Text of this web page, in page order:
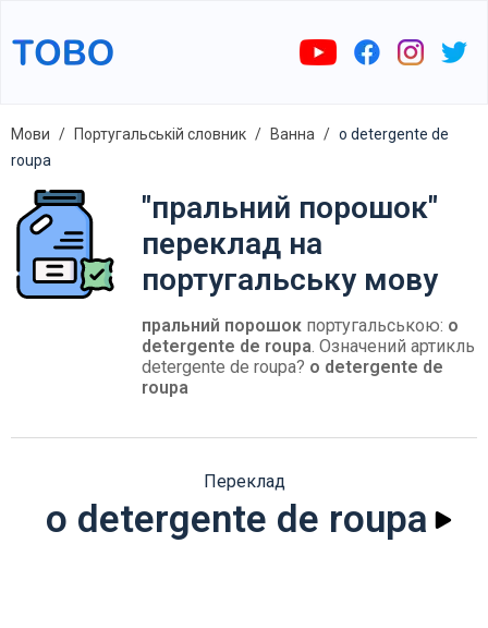
Мови Португальській словник Ванна
o detergente de
roupa
"пральний порошок"
переклад на
португальську мову
пральний порошок португальською: o
detergente de roupa. Означений артикль
detergente de roupa? o detergente de
roupa
Переклад
o detergente de roupa